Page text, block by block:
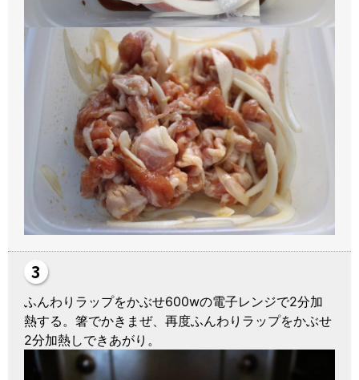
ふんわりラップをかぶせ600wの電子レンジで2分加
熱する。箸でかきまぜ、再度ふんわりラップをかぶせ
2分加熱しできあがり。